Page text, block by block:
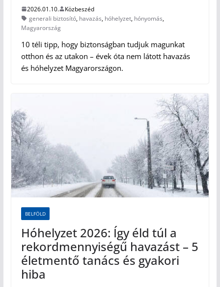
2026.01.10.
Közbeszéd
generali biztosító, havazás, hóhelyzet, hónyomás,
Magyarország
10 téli tipp, hogy biztonságban tudjuk magunkat
otthon és az utakon – évek óta nem látott havazás
és hóhelyzet Magyarországon.
BELFÖLD
Hóhelyzet 2026: Így éld túl a
rekordmennyiségű havazást – 5
életmentő tanács és gyakori
hiba